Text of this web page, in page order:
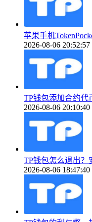
苹果手机
2026-08-06 20:52:57
TP钱包添加合约代
2026-08-06 20:10:40
TP钱包怎么退出？
2026-08-06 18:47:40